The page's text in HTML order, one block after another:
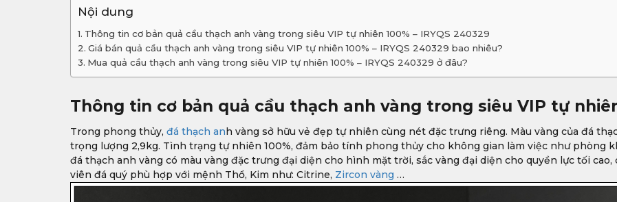
Nội dung
Thông tin cơ bản quả cầu thạch anh vàng trong siêu VIP tự nhiên 100% – IRYQS 240329
Giá bán quả cầu thạch anh vàng trong siêu VIP tự nhiên 100% – IRYQS 240329 bao nhiêu?
Mua quả cầu thạch anh vàng trong siêu VIP tự nhiên 100% – IRYQS 240329 ở đâu?
Thông tin cơ bản quả cầu thạch anh vàng trong siêu VIP tự nhiên
Trong phong thủy, đá thạch anh vàng sở hữu vẻ đẹp tự nhiên cùng nét đặc trưng riêng. Màu vàng của đá
trọng lượng 2,9kg. Tình trạng tự nhiên 100%, đảm bảo tính phong thủy cho không gian làm việc như phòng
đá thạch anh vàng có màu vàng đặc trưng đại diện cho hình mặt trời, sắc vàng đại diện cho quyền lực tối
viên đá quý phù hợp với mệnh Thổ, Kim như: Citrine, Zircon vàng …